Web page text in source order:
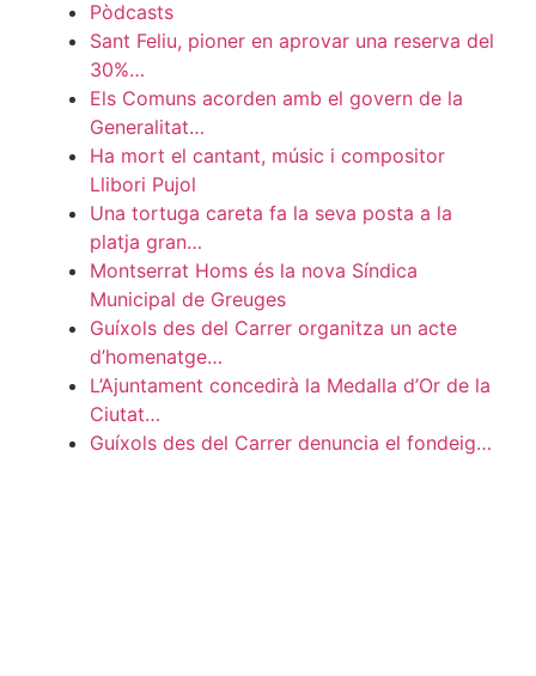
Pòdcasts
Sant Feliu, pioner en aprovar una reserva del
30%…
Els Comuns acorden amb el govern de la
Generalitat…
Ha mort el cantant, músic i compositor
Llibori Pujol
Una tortuga careta fa la seva posta a la
platja gran…
Montserrat Homs és la nova Síndica
Municipal de Greuges
Guíxols des del Carrer organitza un acte
d’homenatge…
L’Ajuntament concedirà la Medalla d’Or de la
Ciutat…
Guíxols des del Carrer denuncia el fondeig…